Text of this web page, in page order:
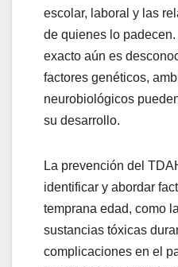
escolar, laboral y las
de quienes lo
exacto aún es
factores genéticos,
neurobiológicos
su desarrollo.
La prevención del
identificar y abordar
temprana edad, como
sustancias tóxicas
complicaciones en el